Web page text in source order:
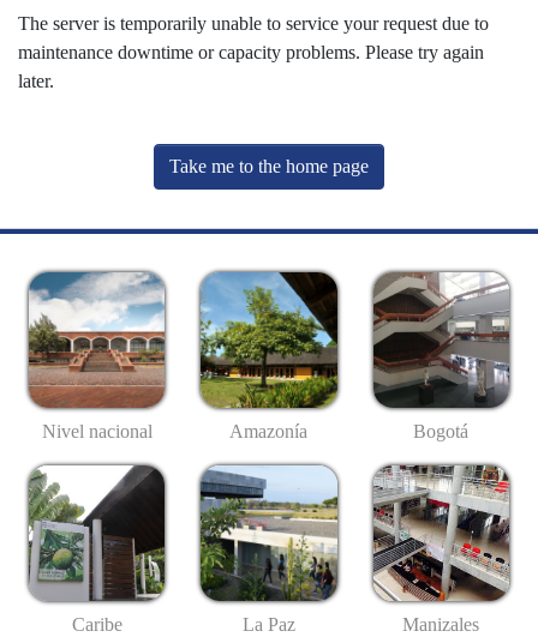
The server is temporarily unable to service your request due to
maintenance downtime or capacity problems. Please try again
later.
Take me to the home page
Nivel nacional Amazonía Bogotá
Caribe La Paz Manizales